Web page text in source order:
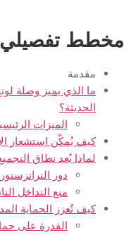
مخطط تفصيلي
مقدمة
ما الذي يميز وصلة
الحديثة؟
الميزات
كيف يُمكّن استشعار
لماذا يُعد نطاق
دور
منع التداخل
كيف تُعزز الحماية
القدرة على